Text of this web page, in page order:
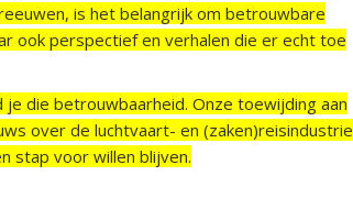
is het belangrijk om betrouwbare
ook perspectief en verhalen die er echt toe
die betrouwbaarheid. Onze toewijding aan
over de luchtvaart- en (zaken)reisindustrie
stap voor willen blijven.